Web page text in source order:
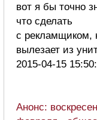
вот я бы точно
что сделать
с рекламщиком,
вылезает из
2015-04-15
Анонс: